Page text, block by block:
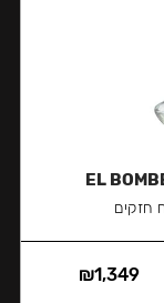
EL
חזקים
₪1,349